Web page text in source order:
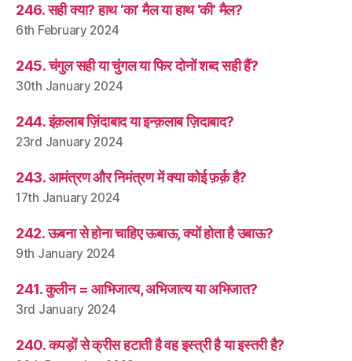
246. सही क्या? हाथ ‘का’ मैल या हाथ ‘की’ मैल?
6th February 2024
245. चंगुल सही या चुंगल या फिर दोनों शब्द सही हैं?
30th January 2024
244. इंक़लाब ज़िंदाबाद या इन्क़लाब ज़िदाबाद?
23rd January 2024
243. आमंत्रण और निमंत्रण में क्या कोई फ़र्क़ है?
17th January 2024
242. ऊबना से होना चाहिए ऊबाऊ, क्यों होता है उबाऊ?
9th January 2024
241. कुलीन = आभिजात्य, अभिजात्य या अभिजात?
3rd January 2024
240. कपड़ों से क्रीस हटाती है वह इस्त्री है या इस्तरी है?